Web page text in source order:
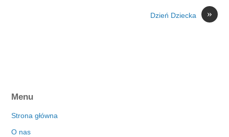
»
Dzień Dziecka
Menu
Strona główna
O nas